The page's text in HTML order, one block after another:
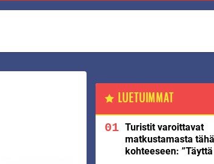
LUETUIMMAT
Turistit varoittavat
matkustamasta
kohteeseen: